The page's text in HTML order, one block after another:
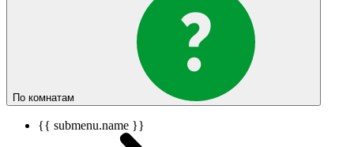
По комнатам
{{ submenu.name }}